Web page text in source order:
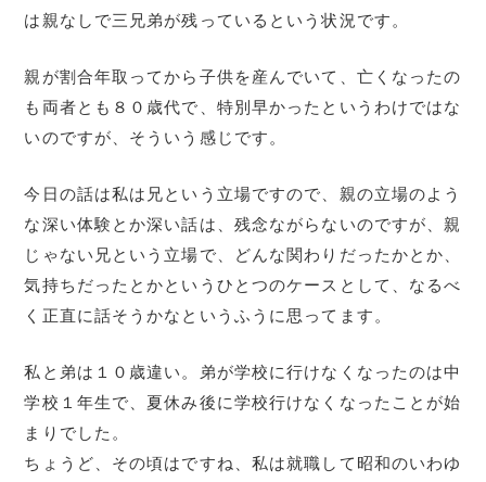
は親なしで三兄弟が残っているという状況です。
親が割合年取ってから子供を産んでいて、亡くなったの
も両者とも８０歳代で、特別早かったというわけではな
いのですが、そういう感じです。
今日の話は私は兄という立場ですので、親の立場のよう
な深い体験とか深い話は、残念ながらないのですが、親
じゃない兄という立場で、どんな関わりだったかとか、
気持ちだったとかというひとつのケースとして、なるべ
く正直に話そうかなというふうに思ってます。
私と弟は１０歳違い。弟が学校に行けなくなったのは中
学校１年生で、夏休み後に学校行けなくなったことが始
まりでした。
ちょうど、その頃はですね、私は就職して昭和のいわゆ